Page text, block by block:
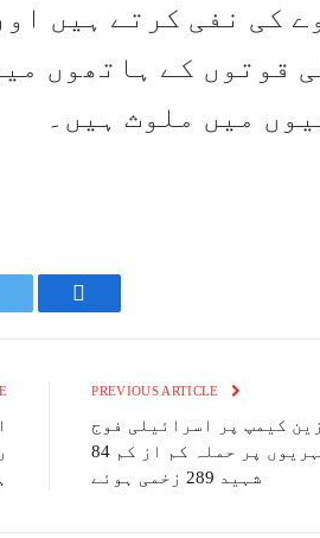
کی نفی کرتے ہیں
قوتوں کے ہاتھوں
میں ملوث ہیں۔
کیمپ پر اسرائیلی فوج
کا فلسطینی شہریوں پر حملہ کم از کم 84
شہید 289 زخمی ہوئے